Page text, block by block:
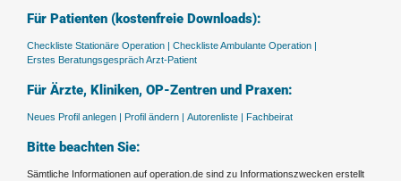
Für Patienten (kostenfreie Downloads):
Checkliste Stationäre Operation | Checkliste Ambulante Operation |
Erstes Beratungsgespräch Arzt-Patient
Für Ärzte, Kliniken, OP-Zentren und Praxen:
Neues Profil anlegen | Profil ändern | Autorenliste | Fachbeirat
Bitte beachten Sie:
Sämtliche Informationen auf operation.de sind zu Informationszwecken erstellt